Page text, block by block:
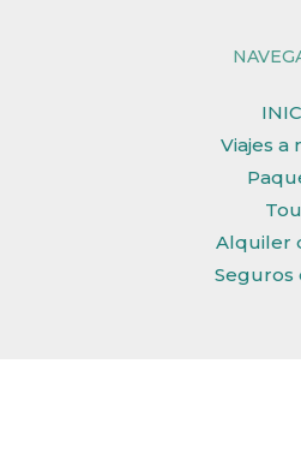
Viajes a
Alquiler
Seguros